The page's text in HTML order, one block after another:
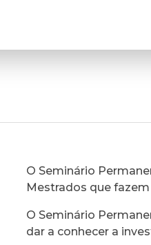
O Seminário
Mestrados que
O Seminário
dar a conhecer a